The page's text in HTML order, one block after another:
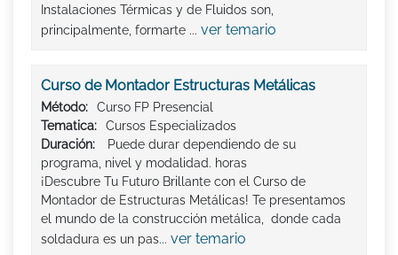
Instalaciones Térmicas y de Fluidos son,
principalmente, formarte ... ver temario
Curso de Montador Estructuras Metálicas
Método:
Curso FP Presencial
Tematica:
Cursos Especializados
Duración:
Puede durar dependiendo de su
programa, nivel y modalidad. horas
¡Descubre Tu Futuro Brillante con el Curso de
Montador de Estructuras Metálicas! Te presentamos
el mundo de la construcción metálica, donde cada
soldadura es un pas... ver temario